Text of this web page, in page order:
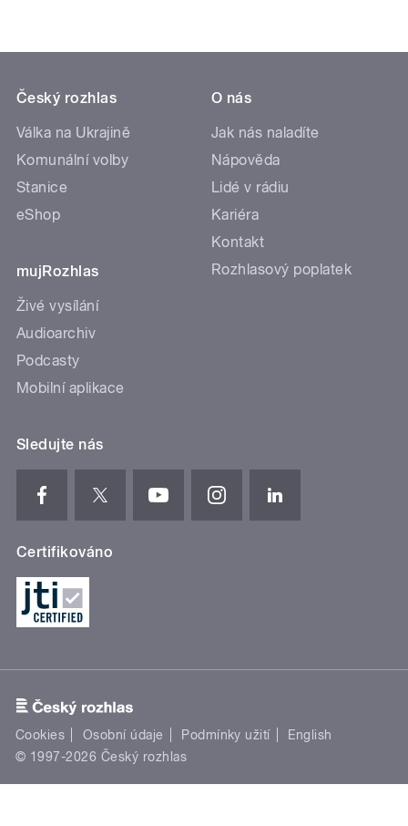
Český rozhlas
Válka na Ukrajině
Komunální volby
Stanice
eShop
mujRozhlas
Živé vysílání
Audioarchiv
Podcasty
Mobilní aplikace
O nás
Jak nás naladíte
Nápověda
Lidé v rádiu
Kariéra
Kontakt
Rozhlasový poplatek
Sledujte nás
Certifikováno
Cookies Osobní údaje Podmínky užití
English
© 1997-2026 Český rozhlas